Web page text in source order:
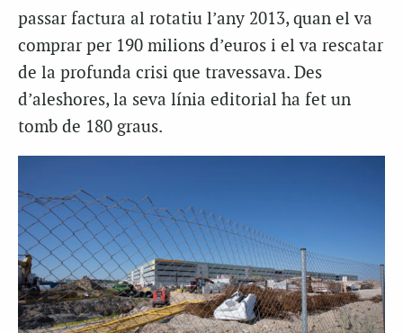
passar factura al rotatiu l’any 2013, quan el va
comprar per 190 milions d’euros i el va rescatar
de la profunda crisi que travessava. Des
d’aleshores, la seva línia editorial ha fet un
tomb de 180 graus.